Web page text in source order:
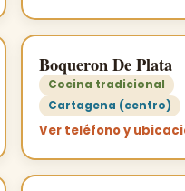
Boqueron De Plata
Cocina tradicional
Cartagena (centro)
Ver teléfono y